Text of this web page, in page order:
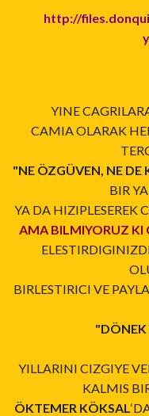
http://
YINE
CAMIA OLARAK
"NE ÖZGÜVEN, NE DE
BIR
YA DA HIZIPLESEREK
AMA BILMIYORUZ
BIRLESTIRICI VE
YILLARINI CIZGIYE
KALMIS
ÖKTEMER KÖKSAL